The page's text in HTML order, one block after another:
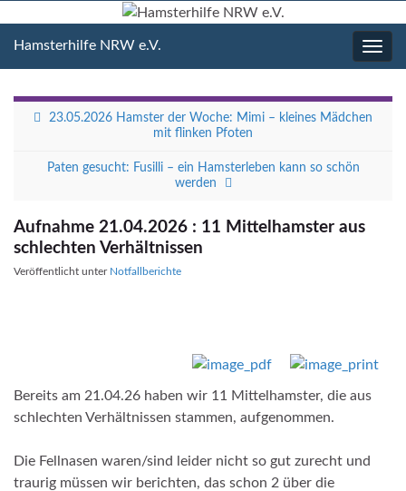
Hamsterhilfe NRW e.V.
23.05.2026 Hamster der Woche: Mimi – kleines Mädchen
mit flinken Pfoten
Paten gesucht: Fusilli – ein Hamsterleben kann so schön
werden
Aufnahme 21.04.2026 : 11 Mittelhamster aus
schlechten Verhältnissen
Veröffentlicht unter Notfallberichte
Bereits am 21.04.26 haben wir 11 Mittelhamster, die aus
schlechten Verhältnissen stammen, aufgenommen.
Die Fellnasen waren/sind leider nicht so gut zurecht und
traurig müssen wir berichten, das schon 2 über die